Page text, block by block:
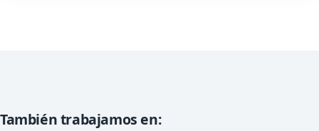
También trabajamos en: